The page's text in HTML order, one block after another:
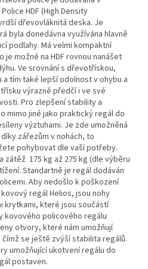
HDF (High Density
dřevovláknitá deska. Je
byla donedávna využívána hlavně
podlahy. Má velmi kompaktní
možné na HDF rovnou nanášet
Ve srovnání s dřevotřískou,
a tím také lepší odolnost v ohybu a
výrazně předčí i ve své
Pro zlepšení stability a
mimo jiné jako praktický regál do
výztuhami. Je zde umožněná
zářezům v nohách, to
pohybovat dle vaší potřeby.
zátěž 175 kg až 275 kg (dle výběru
Standartně je regál dodáván
Aby nedošlo k poškození
regál Helios, jsou nohy
krytkami, které jsou součástí
kovového policového regálu
otvory, které nám umožňují
se ještě zvýší stabilita regálů.
umožňující ukotvení regálu do
postaven.